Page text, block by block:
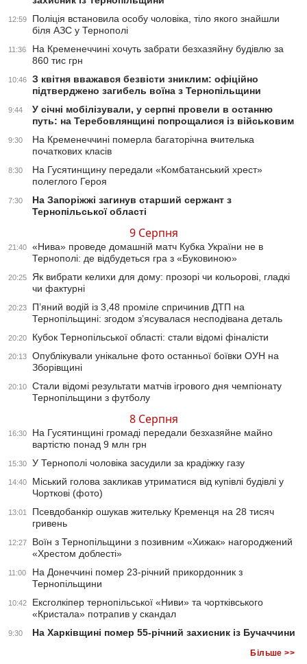
12:59
Поліція встановила особу чоловіка, тіло якого знайшли
біля АЗС у Тернополі
11:36
На Кременеччині хочуть забрати безхазяйну будівлю за
860 тис грн
10:46
З квітня вважався безвісти зниклим: офіційно
підтверджено загибель воїна з Тернопільщини
9:44
У січні мобілізували, у серпні провели в останню
путь: на Теребовлянщині попрощалися із військовим
9:30
На Кременеччині померла багаторічна вчителька
початкових класів
8:30
На Гусятинщину передали «Комбатанський хрест»
полеглого Героя
7:30
На Запоріжжі загинув старший сержант з
Тернопільської області
9 Серпня
21:40
«Нива» проведе домашній матч Кубка України не в
Тернополі: де відбудеться гра з «Буковиною»
20:25
Як вибрати келихи для дому: прозорі чи кольорові, гладкі
чи фактурні
20:23
П’яний водій із 3,48 проміле спричинив ДТП на
Тернопільщині: згодом з’ясувалася несподівана деталь
20:20 Кубок Тернопільської області: стали відомі фіналісти
20:13
Опублікували унікальне фото останньої боївки ОУН на
Зборівщині
20:10
Стали відомі результати матчів ігрового дня чемпіонату
Тернопільщини з футболу
8 Серпня
16:30
На Гусятинщині громаді передали безхазяйне майно
вартістю понад 9 млн грн
15:30 У Тернополі чоловіка засудили за крадіжку газу
14:40
Міський голова закликав утриматися від купівлі будівлі у
Чорткові (фото)
13:01
Псевдобанкір ошукав жительку Кременця на 28 тисяч
гривень
12:27
Воїн з Тернопільщини з позивним «Хижак» нагороджений
«Хрестом доблесті»
11:00
На Донеччині помер 23-річний прикордонник з
Тернопільщини
10:42
Ексголкіпер тернопільської «Ниви» та чортківського
«Кристала» потрапив у скандал
9:30 На Харківщині помер 55-річний захисник із Бучаччини
Більше >>